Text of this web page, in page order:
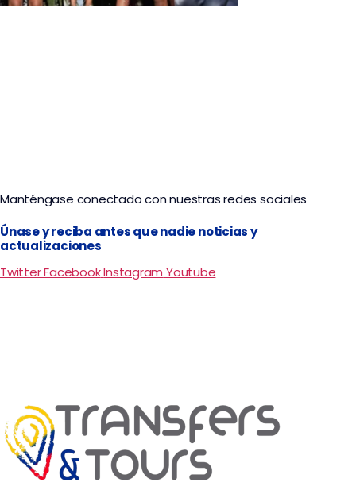
Manténgase conectado con nuestras redes sociales
Únase y reciba antes que nadie noticias y
actualizaciones
TwitterFacebookInstagram Youtube